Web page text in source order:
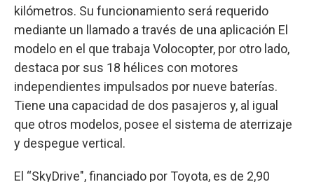
kilómetros. Su funcionamiento será requerido
mediante un llamado a través de una aplicación El
modelo en el que trabaja Volocopter, por otro lado,
destaca por sus 18 hélices con motores
independientes impulsados por nueve baterías.
Tiene una capacidad de dos pasajeros y, al igual
que otros modelos, posee el sistema de aterrizaje
y despegue vertical.
El “SkyDrive", financiado por Toyota, es de 2,90